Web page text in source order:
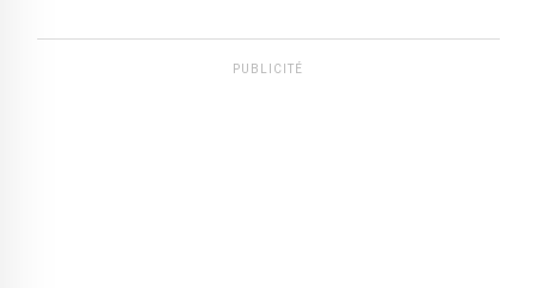
PUBLICITÉ